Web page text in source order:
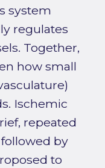
system
regulates
Together,
how small
Ischemic
repeated
by
to